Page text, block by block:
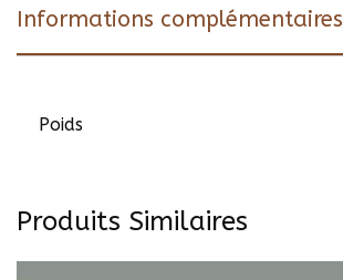
Informations complémentaires
Poids
Produits Similaires